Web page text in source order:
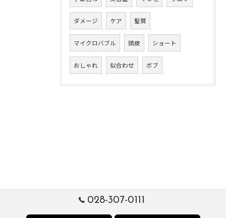
ダメージ ケア 髪質
マイクロバブル 頭皮 ショート
おしゃれ 似合わせ ボブ
028-307-0111